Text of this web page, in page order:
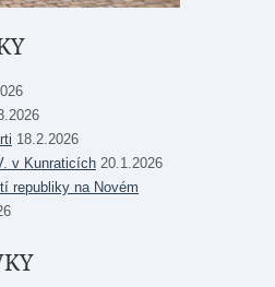
18.2.2026
v Kunraticích 20.1.2026
republiky na Novém